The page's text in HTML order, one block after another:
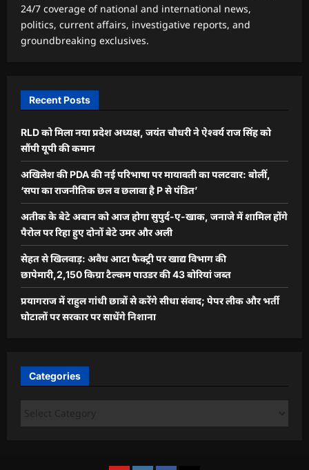
24/7 coverage of national and international news,
politics, current affairs, investigative reports, and
groundbreaking exclusives.
Recent Posts
RLD को मिला नया प्रदेश अध्यक्ष, जयंत चौधरी ने ऐश्वर्य राज सिंह को
सौंपी यूपी की कमान
अखिलेश की PDA की नई परिभाषा पर मायावती का पलटवार: बोलीं,
‘सपा का राजनीतिक छल व छलावा है P से पंडित’
अतीक के बेटे अबान को आज होगा सुपुर्द-ए-खाक, जनाजे में शामिल होंगे
पैरोल पर रिहा हुए दोनों बेटे उमर और अली
सेहत से खिलवाड़: अवैध आटा फैक्ट्री पर खाद्य विभाग की
छापेमारी,2,150 किग्रा टैल्कम पाउडर की 43 बोरियां जब्त
प्रयागराज में राहुल गांधी छात्रों से करेंगे सीधा संवाद; पेपर लीक और भर्ती
घोटालों पर सरकार पर साधेंगे निशाना
Categories